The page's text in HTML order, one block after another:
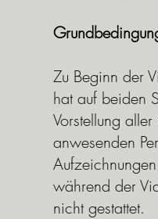
Zu Beginn der
hat auf beiden
Vorstellung aller
anwesenden
während der
nicht gestattet.